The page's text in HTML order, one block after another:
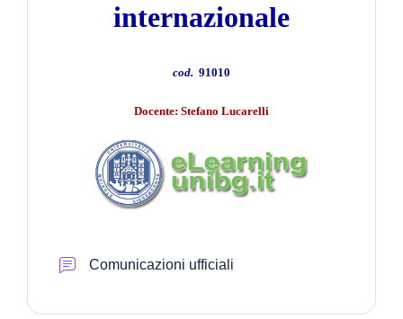
internazionale
cod. 91010
Docente: Stefano Lucarelli
Comunicazioni ufficiali